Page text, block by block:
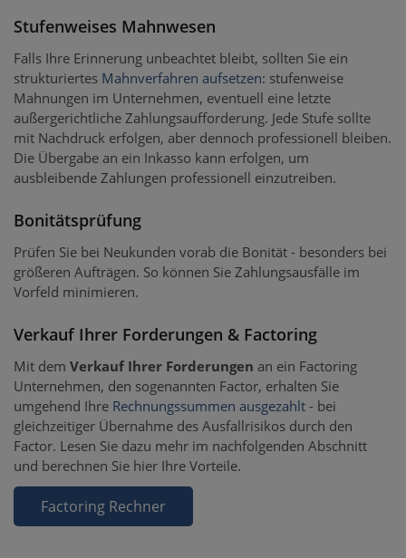
Stufenweises Mahnwesen
Falls Ihre Erinnerung unbeachtet bleibt, sollten Sie ein
strukturiertes Mahnverfahren aufsetzen: stufenweise
Mahnungen im Unternehmen, eventuell eine letzte
außergerichtliche Zahlungsaufforderung. Jede Stufe sollte
mit Nachdruck erfolgen, aber dennoch professionell bleiben.
Die Übergabe an ein Inkasso kann erfolgen, um
ausbleibende Zahlungen professionell einzutreiben.
Bonitätsprüfung
Prüfen Sie bei Neukunden vorab die Bonität - besonders bei
größeren Aufträgen. So können Sie Zahlungsausfälle im
Vorfeld minimieren.
Verkauf Ihrer Forderungen & Factoring
Mit dem Verkauf Ihrer Forderungen an ein Factoring
Unternehmen, den sogenannten Factor, erhalten Sie
umgehend Ihre Rechnungssummen ausgezahlt - bei
gleichzeitiger Übernahme des Ausfallrisikos durch den
Factor. Lesen Sie dazu mehr im nachfolgenden Abschnitt
und berechnen Sie hier Ihre Vorteile.
Factoring Rechner